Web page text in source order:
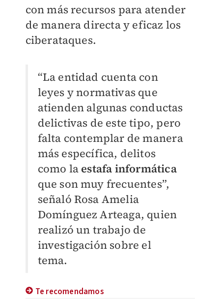
con más recursos para atender
de manera directa y eficaz los
ciberataques.
“La entidad cuenta con
leyes y normativas que
atienden algunas conductas
delictivas de este tipo, pero
falta contemplar de manera
más específica, delitos
como la estafa informática
que son muy frecuentes”,
señaló Rosa Amelia
Domínguez Arteaga, quien
realizó un trabajo de
investigación sobre el
tema.
Te recomendamos